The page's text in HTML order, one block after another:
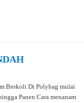
Brokoli Di Polybag mulai
Panen Cara menanam